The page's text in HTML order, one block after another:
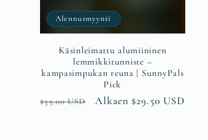
Alennusmyynti
Käsinleimattu alumiininen
lemmikkitunniste –
kampasimpukan reuna | SunnyPals
Pick
Normaalihinta
$35.00 USD Alennushinta
Alkaen $29.50 USD